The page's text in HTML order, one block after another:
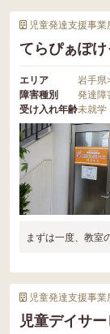
児童発達支援事業
てらぴぁぽ
エリア 岩手県
障害種別
発達障
受け入れ年齢未就学
まずは一度、教室
児童発達支援事業
児童デイサ